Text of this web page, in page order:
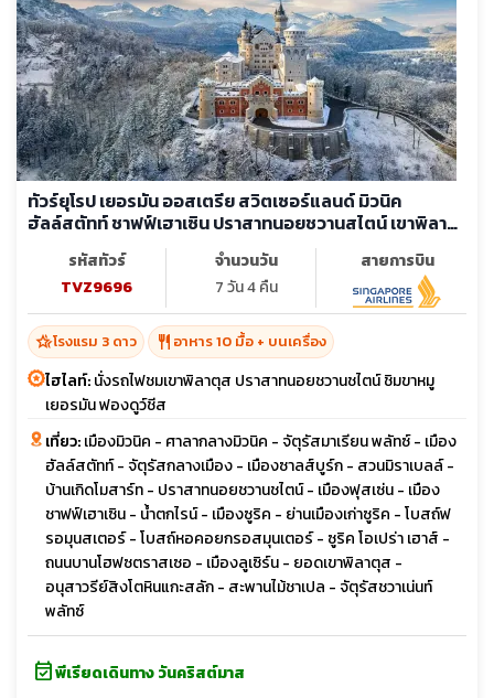
ทัวร์ยุโรป เยอรมัน ออสเตรีย สวิตเซอร์แลนด์ มิวนิค
ฮัลล์สตัทท์ ชาฟฟ์เฮาเซิน ปราสาทนอยชวานสไตน์ เขาพิลา
รหัสทัวร์
TVZ9696
จำนวนวัน
7 วัน 4 คืน
สายการบิน
hotel_classโรงแรม 3 ดาว restaurant อาหาร 10 มื้อ + บนเครื่อง
ไฮไลท์:นั่งรถไฟชมเขาพิลาตุส ปราสาทนอยชวานชไตน์ ชิมขาหมู
เยอรมัน ฟองดูว์ชีส
เที่ยว:เมืองมิวนิค - ศาลากลางมิวนิค - จัตุรัสมาเรียน พลัทซ์ - เมือง
ฮัลล์สตัทท์ - จัตุรัสกลางเมือง - เมืองซาลส์บูร์ก - สวนมิราเบลล์ -
บ้านเกิดโมสาร์ท - ปราสาทนอยชวานชไตน์ - เมืองฟุสเซ่น - เมือง
ชาฟฟ์เฮาเซิน - น้ำตกไรน์ - เมืองซูริค - ย่านเมืองเก่าซูริค - โบสถ์ฟ
รอมุนสเตอร์ - โบสถ์หอคอยกรอสมุนเตอร์ - ซูริค โอเปร่า เฮาส์ -
ถนนบานโฮฟซตราสเซอ - เมืองลูเซิร์น - ยอดเขาพิลาตุส -
อนุสาวรีย์สิงโตหินแกะสลัก - สะพานไม้ชาเปล - จัตุรัสชวาเน่นท์
พลัทซ์
event_availableพีเรียดเดินทาง วันคริสต์มาส